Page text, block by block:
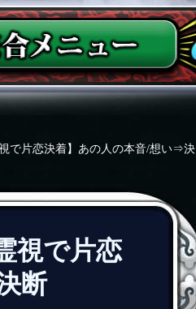
で片恋決着】あの人の本音/想い⇒決
視で片恋
断